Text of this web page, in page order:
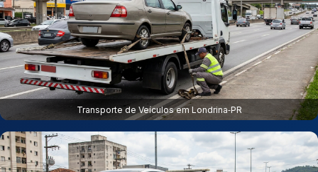
Transporte de Veículos em Londrina‑PR